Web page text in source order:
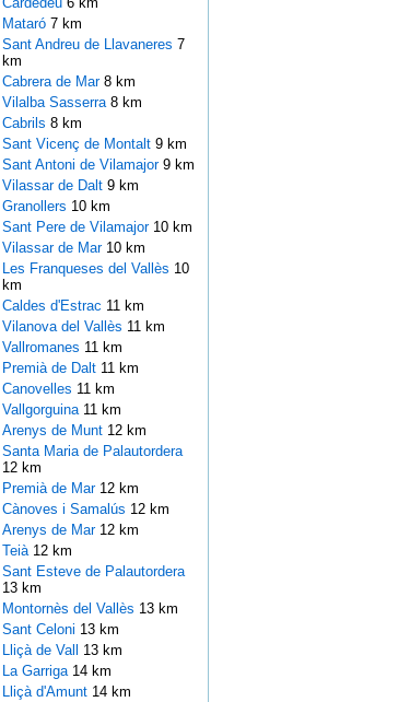
Mataró 7 km
Sant Andreu de Llavaneres 7
km
Cabrera de Mar 8 km
Vilalba Sasserra 8 km
Cabrils 8 km
Sant Vicenç de Montalt 9 km
Sant Antoni de Vilamajor 9 km
Vilassar de Dalt 9 km
Granollers 10 km
Sant Pere de Vilamajor 10 km
Vilassar de Mar 10 km
Les Franqueses del Vallès 10
km
Caldes d'Estrac 11 km
Vilanova del Vallès 11 km
Vallromanes 11 km
Premià de Dalt 11 km
Canovelles 11 km
Vallgorguina 11 km
Arenys de Munt 12 km
Santa Maria de Palautordera
12 km
Premià de Mar 12 km
Cànoves i Samalús 12 km
Arenys de Mar 12 km
Teià 12 km
Sant Esteve de Palautordera
13 km
Montornès del Vallès 13 km
Sant Celoni 13 km
Lliçà de Vall 13 km
La Garriga 14 km
Lliçà d'Amunt 14 km